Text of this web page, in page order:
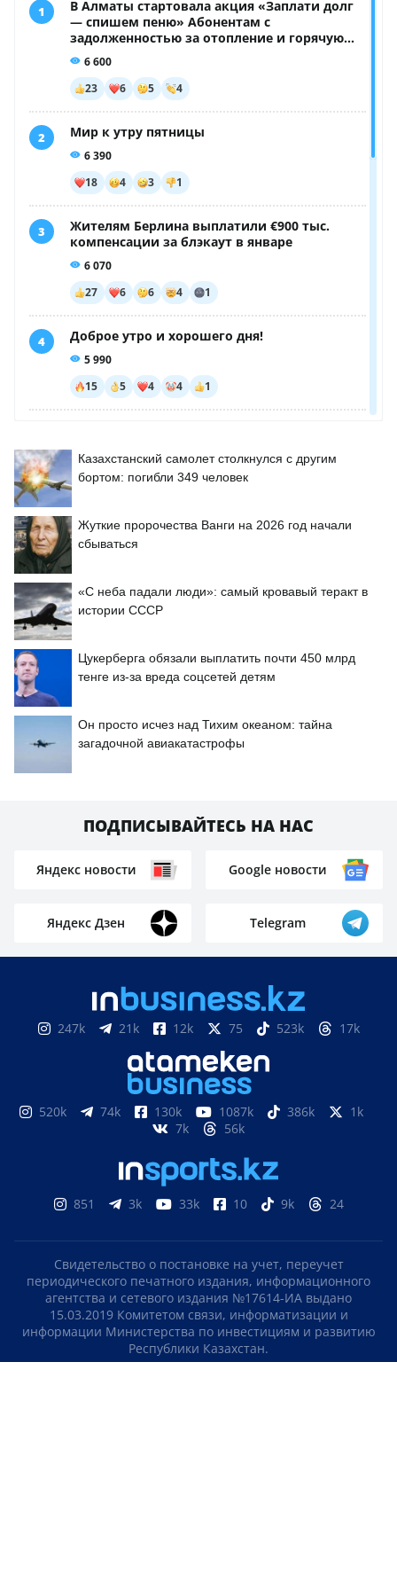
Казахстанский самолет столкнулся с другим
бортом: погибли 349 человек
Жуткие пророчества Ванги на 2026 год начали
сбываться
«С неба падали люди»: самый кровавый теракт в
истории СССР
Цукерберга обязали выплатить почти 450 млрд
тенге из-за вреда соцсетей детям
Он просто исчез над Тихим океаном: тайна
загадочной авиакатастрофы
ПОДПИСЫВАЙТЕСЬ НА НАС
Яндекс новости Google новости
Яндекс Дзен Telegram
247k 21k 12k 75 523k 17k
520k 74k 130k 1087k 386k
1k
7k
56k
851 3k 33k 10 9k 24
Свидетельство о постановке на учет, переучет
периодического печатного издания, информационного
агентства и сетевого издания №17614-ИА выдано
15.03.2019 Комитетом связи, информатизации и
информации Министерства по инвестициям и развитию
Республики Казахстан.